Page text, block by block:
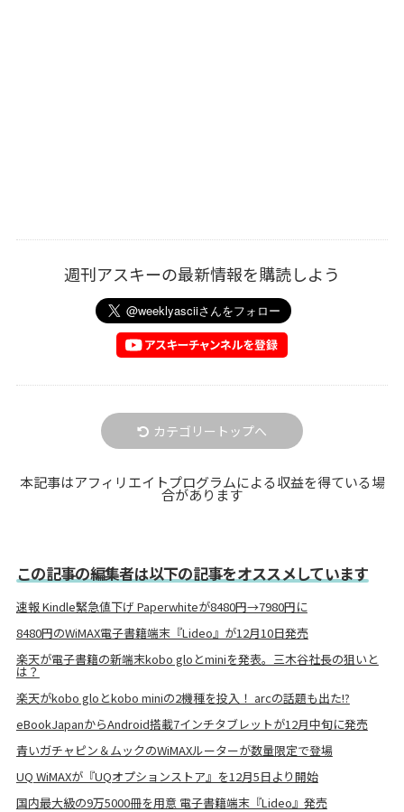
週刊アスキーの最新情報を購読しよう
カテゴリートップへ
本記事はアフィリエイトプログラムによる収益を得ている場
合があります
この記事の編集者は以下の記事をオススメしています
速報 Kindle緊急値下げ Paperwhiteが8480円→7980円に
8480円のWiMAX電子書籍端末『Lideo』が12月10日発売
楽天が電子書籍の新端末kobo gloとminiを発表。三木谷社長の狙いと
は？
楽天がkobo gloとkobo miniの2機種を投入！ arcの話題も出た!?
eBookJapanからAndroid搭載7インチタブレットが12月中旬に発売
青いガチャピン＆ムックのWiMAXルーターが数量限定で登場
UQ WiMAXが『UQオプションストア』を12月5日より開始
国内最大級の9万5000冊を用意 電子書籍端末『Lideo』発売